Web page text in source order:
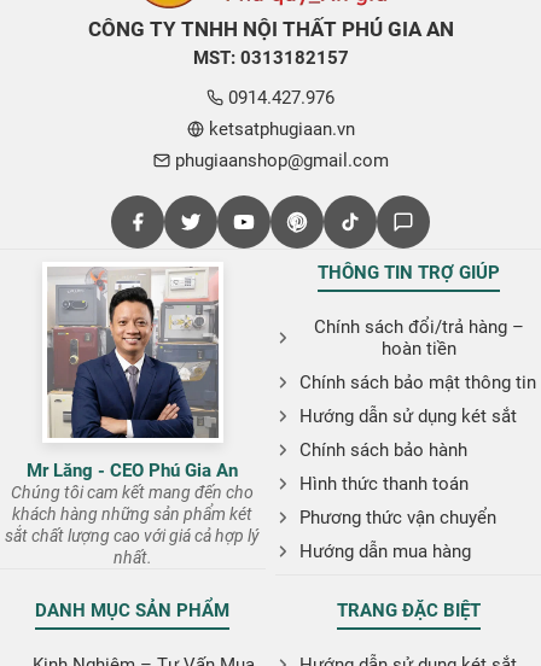
CÔNG TY TNHH NỘI THẤT PHÚ GIA AN
MST: 0313182157
0914.427.976
ketsatphugiaan.vn
phugiaanshop@gmail.com
Mr Lăng - CEO Phú Gia An
Chúng tôi cam kết mang đến cho
khách hàng những sản phẩm két
sắt chất lượng cao với giá cả hợp lý
nhất.
THÔNG TIN TRỢ GIÚP
Chính sách đổi/trả hàng –
hoàn tiền
Chính sách bảo mật thông tin
Hướng dẫn sử dụng két sắt
Chính sách bảo hành
Hình thức thanh toán
Phương thức vận chuyển
Hướng dẫn mua hàng
DANH MỤC SẢN PHẨM TRANG ĐẶC BIỆT